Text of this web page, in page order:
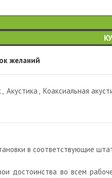
желаний
, Акустика , Коаксиальная
в соответствующие
во всем